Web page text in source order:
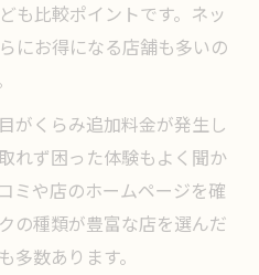
も比較ポイントです。ネッ
にお得になる店舗も多いの
がくらみ追加料金が発生し
れず困った体験もよく聞か
ミや店のホームページを確
の種類が豊富な店を選んだ
多数あります。